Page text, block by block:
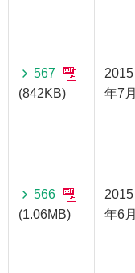
567
(842KB)
2015
年7月
566
(1.06MB)
2015
年6月